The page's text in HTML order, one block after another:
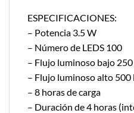
ESPECIFICACIONES:
– Potencia 3.5 W
– Número de LEDS 100
– Flujo luminoso bajo
– Flujo luminoso alto 500
– 8 horas de carga
– Duración de 4 horas